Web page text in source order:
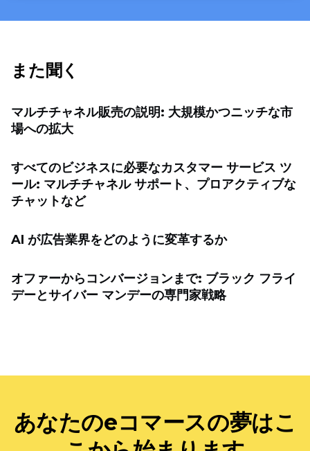
また聞く
マルチチャネル販売の説明: 大規模かつニッチな市
場への拡大
すべてのビジネスに必要なカスタマー サービス ツ
ール: マルチチャネル サポート、プロアクティブな
チャットなど
AI が広告業界をどのように変革するか
オファーからコンバージョンまで: ブラック フライ
デーとサイバー マンデーの専門家戦略
あなたのeコマースの夢はこ